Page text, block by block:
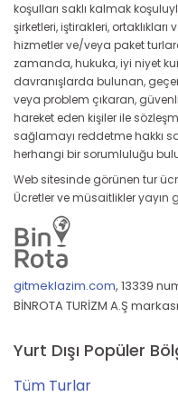
koşulları saklı kalmak
şirketleri, iştirakleri,
hizmetler ve/veya paket
zamanda, hukuka, iyi niyet
davranışlarda bulunan,
veya problem çıkaran,
hareket eden kişiler ile
sağlamayı reddetme hakkı
herhangi bir sorumluluğu
Web sitesinde görünen tur
Ücretler ve müsaitlikler yayın
gitmeklazim.com, 13339
BİNROTA TURİZM A.Ş
Yurt Dışı Popüler
Tüm Turlar